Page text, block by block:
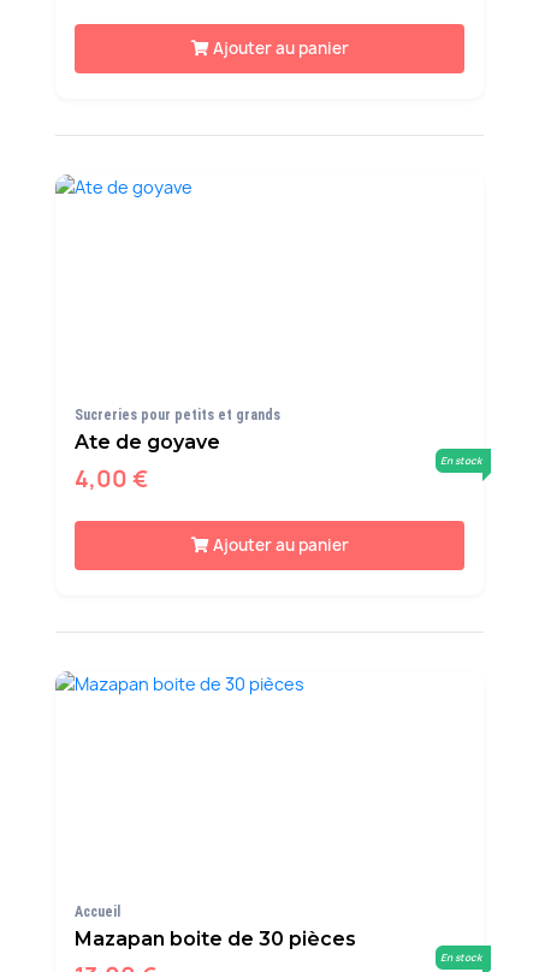
Ajouter au panier
Sucreries pour petits et grands
Ate de goyave
4,00 €
En stock
Ajouter au panier
Accueil
Mazapan boite de 30 pièces
En stock